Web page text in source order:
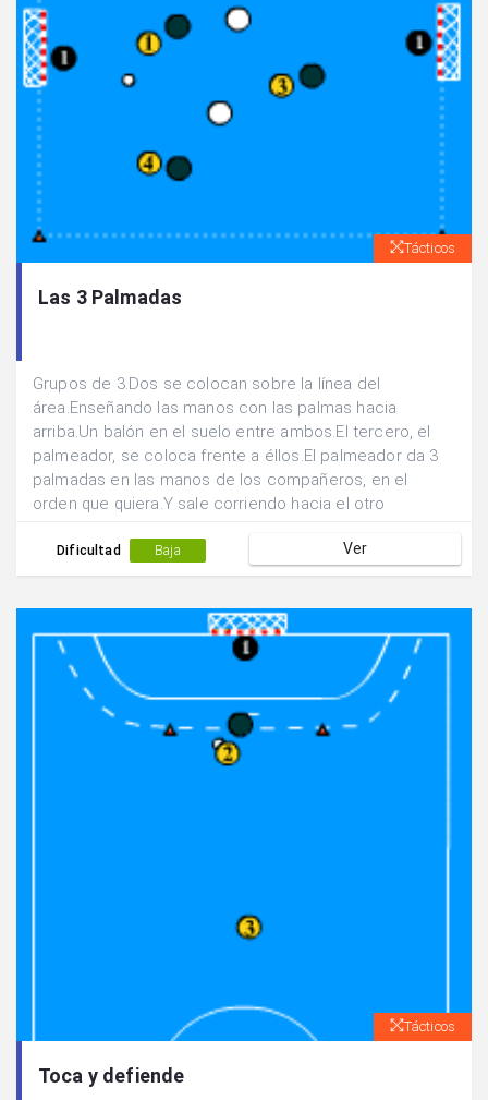
Tácticos
Las 3 Palmadas
Grupos de 3.Dos se colocan sobre la línea del
área.Enseñando las manos con las palmas hacia
arriba.Un balón en el suelo entre ambos.El tercero, el
palmeador, se coloca frente a éllos.El palmeador da 3
palmadas en las manos de los compañeros, en el
orden que quiera.Y sale corriendo hacia el otro
otro coge el balón y trata de pasar al palmeador una
vez sobrepasada la linea central.Si recibe trata de
Dificultad Baja Ver
Tácticos
Toca y defiende